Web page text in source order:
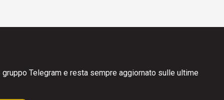
Telegram e resta sempre aggiornato sulle ultime